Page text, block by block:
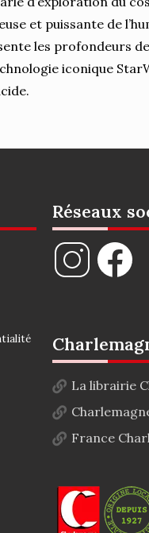
et puissante de
les profondeurs de
iconique
Réseaux
La librairie
France